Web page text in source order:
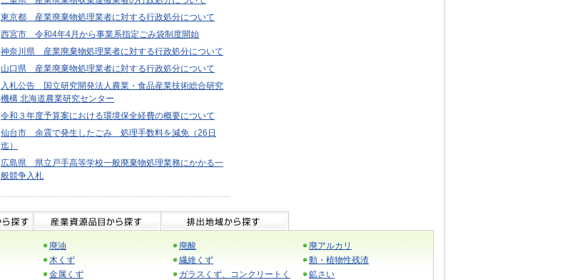
東京都 産業廃棄物処理業者に対する行政処分について
西宮市 令和4年4月から事業系指定ごみ袋制度開始
神奈川県 産業廃棄物処理業者に対する行政処分について
山口県 産業廃棄物処理業者に対する行政処分について
入札公告 国立研究開発法人農業・食品産業技術総合研究
機構 北海道農業研究センター
令和３年度予算案における環境保全経費の概要について
仙台市 余震で発生したごみ 処理手数料を減免（26日
迄）
広島県 県立戸手高等学校一般廃棄物処理業務にかかる一
般競争入札
廃油 廃酸
廃アルカリ
木くず 繊維くず
動・植物性残渣
金属くず
ガラスくず、コンクリートく
鉱さい